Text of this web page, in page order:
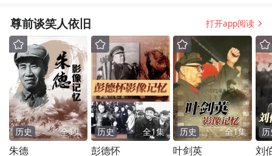
尊前谈笑人依旧 打开app阅读
历史 全1集
朱德
历史 全1集
彭德怀
历史 全1集
叶剑英 刘